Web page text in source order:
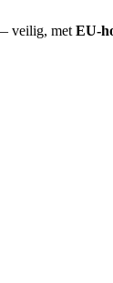
veilig, met EU-